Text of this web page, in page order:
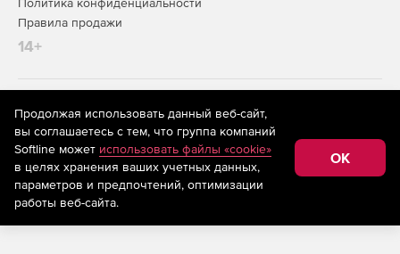
Правила продажи
14+
На информационном ресурсе store.softline.ru применяются
рекомендательные технологии
(информационные технологии
предоставления информации на основе сбора,
систематизации и анализа сведений, относящихся к
предпочтениям пользователей сети «Интернет»,
находящихся на территории Российской Федерации)
Продолжая использовать данный веб-сайт,
вы соглашаетесь с тем, что группа компаний
Softline может использовать файлы «cookie»
в целях хранения ваших учетных данных,
параметров и предпочтений, оптимизации
работы веб-сайта.
OK